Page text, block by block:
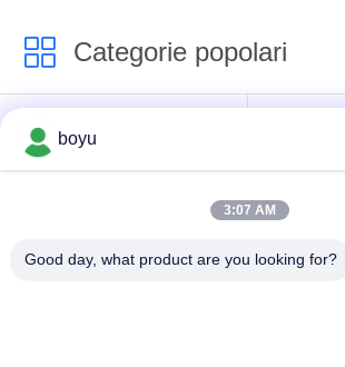
Categorie popolari
linea di trasmissione
che mette insieme
attrezzatura
insieme attrezzatura
torsione
boyu
3:07 AM
Good day, what product are you looking for?